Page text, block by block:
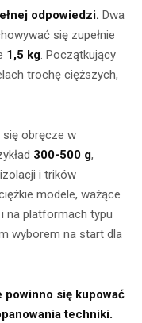
odpowiedzi. Dwa
się zupełnie
1,5 kg. Początkujący
trochę cięższych,
się obręcze w
300-500 g,
i trików
modele, ważące
na platformach typu
wyborem na start dla
powinno się kupować
techniki.